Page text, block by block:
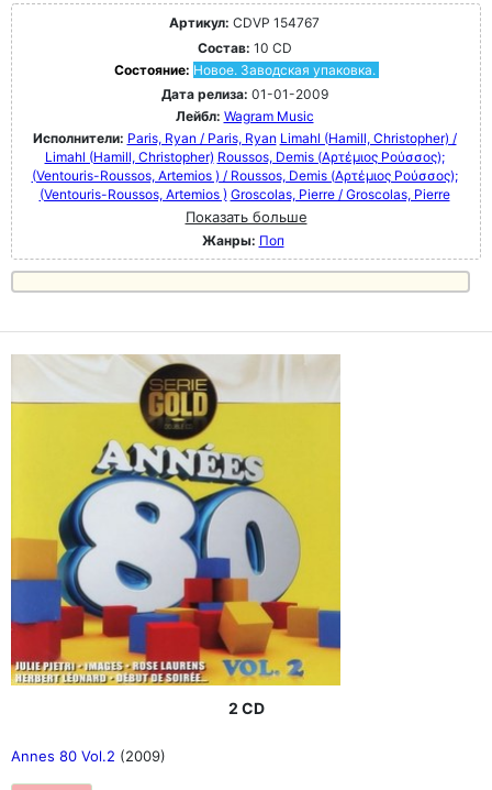
Артикул: CDVP 154767
Состав: 10 CD
Состояние: Новое. Заводская упаковка.
Дата релиза: 01-01-2009
Лейбл: Wagram Music
Исполнители: Paris, Ryan / Paris, Ryan Limahl (Hamill, Christopher) /
Limahl (Hamill, Christopher) Roussos, Demis (Αρτέμιος Ρούσσος);
(Ventouris-Roussos, Artemios ) / Roussos, Demis (Αρτέμιος Ρούσσος);
(Ventouris-Roussos, Artemios ) Groscolas, Pierre / Groscolas, Pierre
Показать больше
Жанры: Поп
2 CD
Annes 80 Vol.2 (2009)